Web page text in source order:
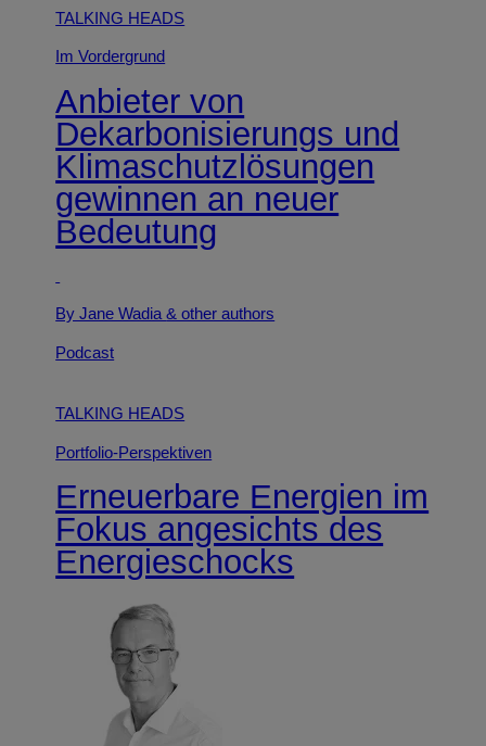
TALKING HEADS
Im Vordergrund
Anbieter von
Dekarbonisierungs und
Klimaschutzlösungen
gewinnen an neuer
Bedeutung
By Jane Wadia& other authors
Podcast
TALKING HEADS
Portfolio-Perspektiven
Erneuerbare Energien im
Fokus angesichts des
Energieschocks